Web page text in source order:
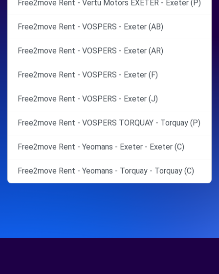
Free2move Rent - Vertu Motors EXETER - Exeter (P)
Free2move Rent - VOSPERS - Exeter (AB)
Free2move Rent - VOSPERS - Exeter (AR)
Free2move Rent - VOSPERS - Exeter (F)
Free2move Rent - VOSPERS - Exeter (J)
Free2move Rent - VOSPERS TORQUAY - Torquay (P)
Free2move Rent - Yeomans - Exeter - Exeter (C)
Free2move Rent - Yeomans - Torquay - Torquay (C)